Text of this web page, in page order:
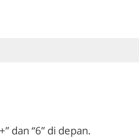
dan “6” di depan.